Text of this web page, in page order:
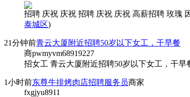
招聘 庆祝 庆祝 招聘 庆祝 庆祝 高薪招聘 玫瑰
泰城区)
21分钟前青云大厦附近招聘50岁以下女工，干早餐
商pwmyvm68919227
招女工 青云大厦附近招聘50岁以下女工，干早
1小时前东尊牛排烤肉店招聘服务员商家
fxgjyu8911